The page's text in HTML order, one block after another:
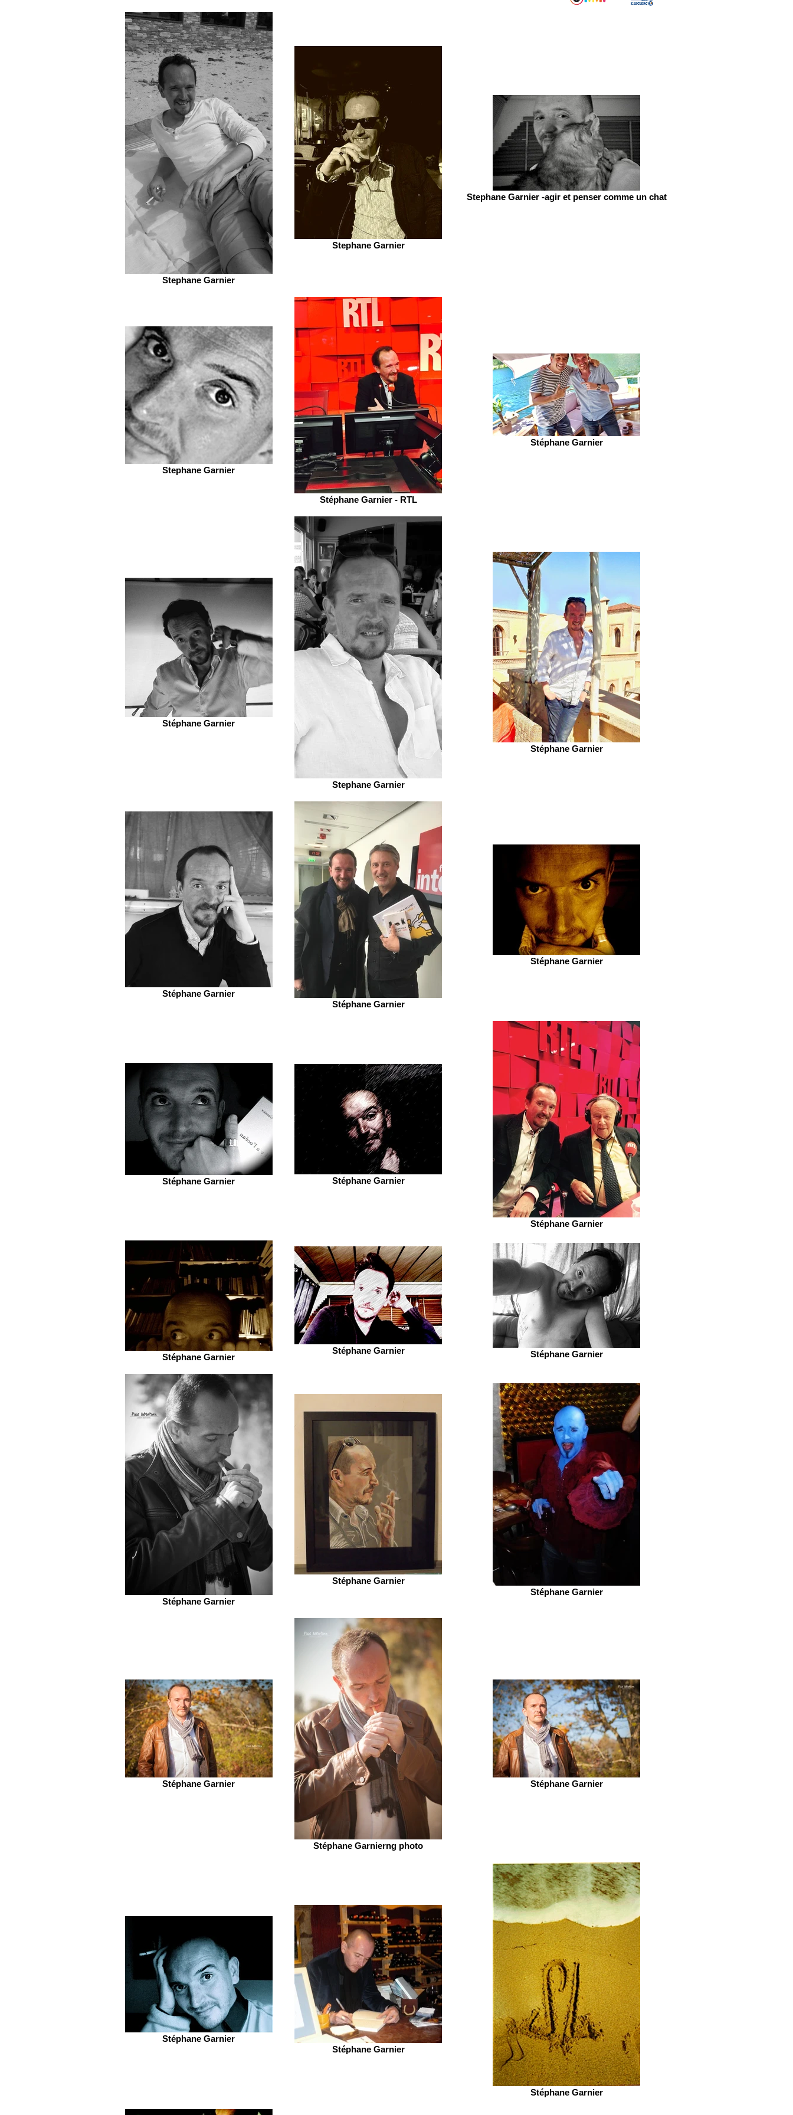
Stephane Garnier
Stephane Garnier
Stephane Garnier -agir et penser comme un chat
Stephane Garnier
Stéphane Garnier - RTL
Stéphane Garnier
Stéphane Garnier
Stephane Garnier
Stéphane Garnier
Stéphane Garnier
Stéphane Garnier
Stéphane Garnier
Stéphane Garnier Stéphane Garnier
Stéphane Garnier
Stéphane Garnier
Stéphane Garnier Stéphane Garnier
Stéphane Garnier
Stéphane Garnier
Stéphane Garnier
Stéphane Garnier
Stéphane Garnierng photo
Stéphane Garnier
Stéphane Garnier
Stéphane Garnier
Stéphane Garnier